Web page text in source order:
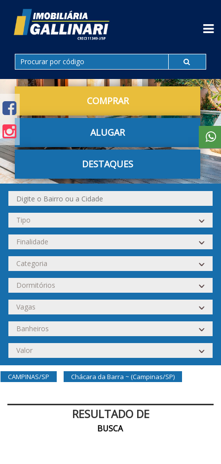
COMPRAR
ALUGAR
DESTAQUES
CAMPINAS/SP Chácara da Barra ~ (Campinas/SP)
RESULTADO DE
BUSCA